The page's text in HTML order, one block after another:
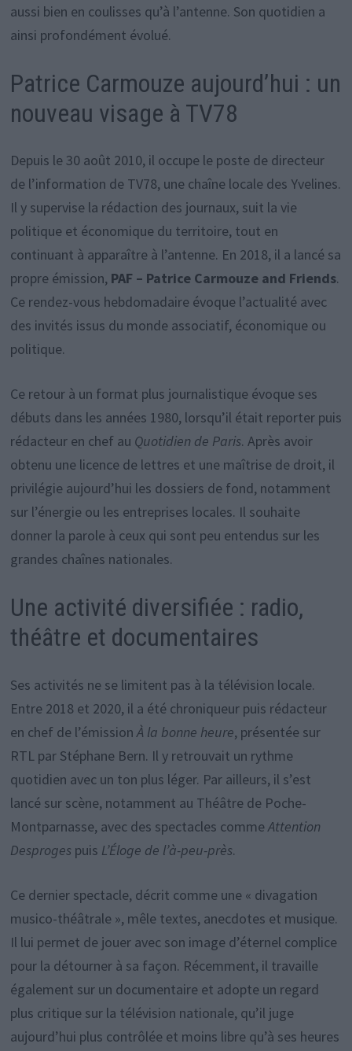
aussi bien en coulisses qu’à l’antenne. Son quotidien a
ainsi profondément évolué.
Patrice Carmouze aujourd’hui : un
nouveau visage à TV78
Depuis le 30 août 2010, il occupe le poste de directeur
de l’information de TV78, une chaîne locale des Yvelines.
Il y supervise la rédaction des journaux, suit la vie
politique et économique du territoire, tout en
continuant à apparaître à l’antenne. En 2018, il a lancé sa
propre émission, PAF – Patrice Carmouze and Friends.
Ce rendez-vous hebdomadaire évoque l’actualité avec
des invités issus du monde associatif, économique ou
politique.
Ce retour à un format plus journalistique évoque ses
débuts dans les années 1980, lorsqu’il était reporter puis
rédacteur en chef au Quotidien de Paris. Après avoir
obtenu une licence de lettres et une maîtrise de droit, il
privilégie aujourd’hui les dossiers de fond, notamment
sur l’énergie ou les entreprises locales. Il souhaite
donner la parole à ceux qui sont peu entendus sur les
grandes chaînes nationales.
Une activité diversifiée : radio,
théâtre et documentaires
Ses activités ne se limitent pas à la télévision locale.
Entre 2018 et 2020, il a été chroniqueur puis rédacteur
en chef de l’émissionÀ la bonne heure, présentée sur
RTL par Stéphane Bern. Il y retrouvait un rythme
quotidien avec un ton plus léger. Par ailleurs, il s’est
lancé sur scène, notamment au Théâtre de Poche-
Montparnasse, avec des spectacles commeAttention
Desproges puis L’Éloge de l’à-peu-près.
Ce dernier spectacle, décrit comme une « divagation
musico-théâtrale », mêle textes, anecdotes et musique.
Il lui permet de jouer avec son image d’éternel complice
pour la détourner à sa façon. Récemment, il travaille
également sur un documentaire et adopte un regard
plus critique sur la télévision nationale, qu’il juge
aujourd’hui plus contrôlée et moins libre qu’à ses heures